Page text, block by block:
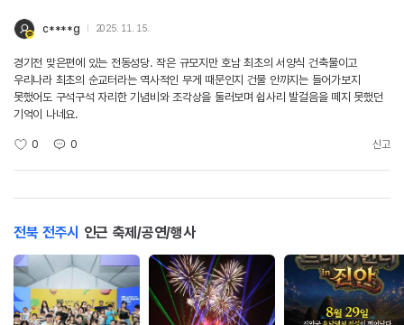
c****g 2025. 11. 15.
경기전 맞은편에 있는 전동성당. 작은 규모지만 호남 최초의 서양식 건축물이고
우리나라 최초의 순교터라는 역사적인 무게 때문인지 건물 안까지는 들어가보지
못했어도 구석구석 자리한 기념비와 조각상을 둘러보며 쉽사리 발걸음을 떼지 못했던
기억이 나네요.
0 0 신고
전북 전주시 인근 축제/공연/행사